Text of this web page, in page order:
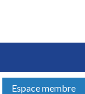
Espace membre